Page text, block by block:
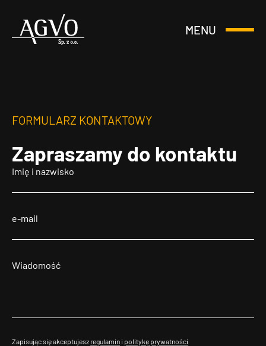
Header
MENU
Otwórz
FORMULARZ KONTAKTOWY
Zapraszamy do kontaktu
Zapisując się akceptujesz regulamin i politykę prywatności